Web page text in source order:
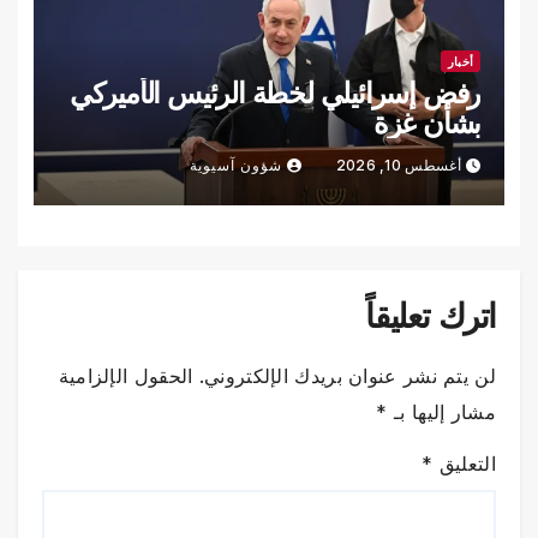
أخبار
رفض إسرائيلي لخطة الرئيس الأميركي
بشأن غزة
أغسطس 10, 2026 شؤون آسيوية
اترك تعليقاً
لن يتم نشر عنوان بريدك الإلكتروني. الحقول الإلزامية
مشار إليها بـ *
التعليق *